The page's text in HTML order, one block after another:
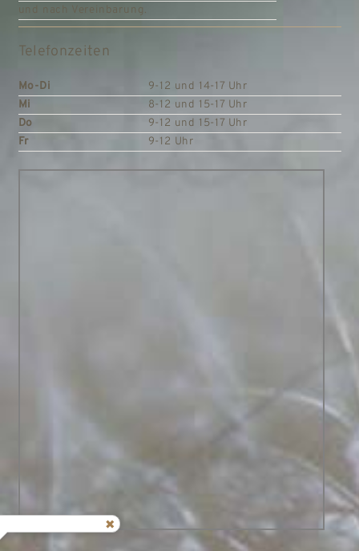
und nach Vereinbarung.
Telefonzeiten
Mo-Di
9-12 und 14-17 Uhr
Mi
8-12 und 15-17 Uhr
Do
9-12 und 15-17 Uhr
Fr
9-12 Uhr